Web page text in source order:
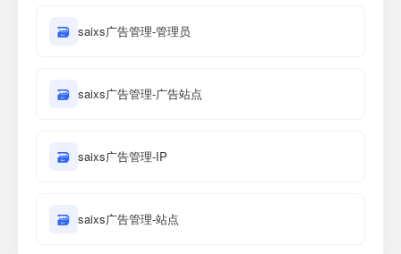
🗃 saixs广告管理-管理员
🗃 saixs广告管理-广告站点
🗃 saixs广告管理-IP
🗃 saixs广告管理-站点